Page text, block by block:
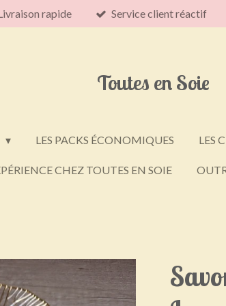
rapide Service client réactif
Toutes en Soie
LES PACKS ÉCONOMIQUES LES
CHEZ TOUTES EN SOIE